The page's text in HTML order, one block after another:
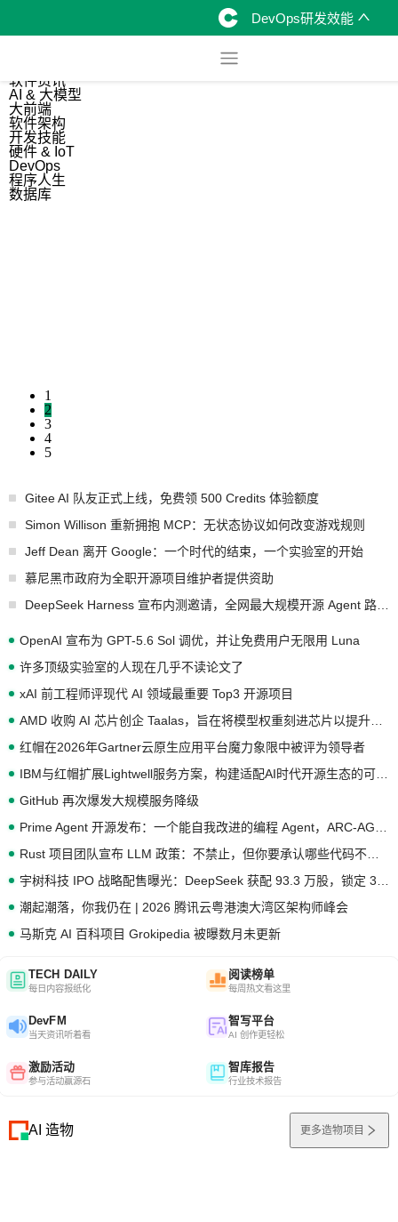
DevOps研发效能
软件资讯
AI & 大模型
大前端
软件架构
开发技能
硬件 & IoT
DevOps
程序人生
数据库
1
2
3
4
5
Gitee AI 队友正式上线，免费领 500 Credits 体验额度
Simon Willison 重新拥抱 MCP：无状态协议如何改变游戏规则
Jeff Dean 离开 Google：一个时代的结束，一个实验室的开始
慕尼黑市政府为全职开源项目维护者提供资助
OpenAI 宣布为 GPT-5.6 Sol 调优，并让免费用户无限用 Luna
许多顶级实验室的人现在几乎不读论文了
xAI 前工程师评现代 AI 领域最重要 Top3 开源项目
红帽在2026年Gartner云原生应用平台魔力象限中被评为领导者
GitHub 再次爆发大规模服务降级
潮起潮落，你我仍在 | 2026 腾讯云粤港澳大湾区架构师峰会
马斯克 AI 百科项目 Grokipedia 被曝数月未更新
TECH DAILY
每日内容报纸化
阅读榜单
每周热文看这里
DevFM
当天资讯听着看
智写平台
AI 创作更轻松
激励活动
参与活动赢源石
智库报告
行业技术报告
AI 造物 更多造物项目